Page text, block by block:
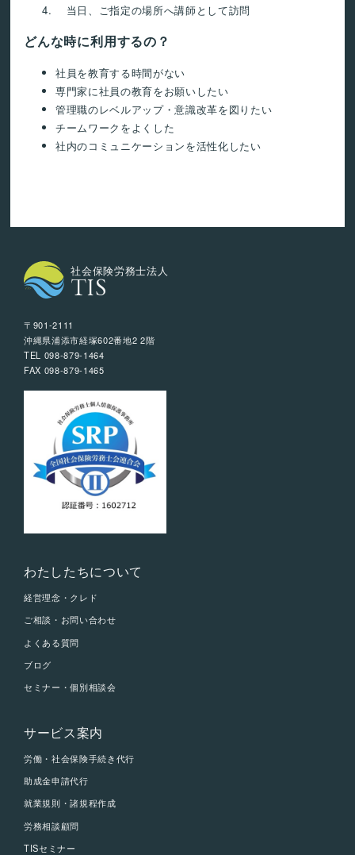
当日、ご指定の場所へ講師として訪問
どんな時に利用するの？
社員を教育する時間がない
専門家に社員の教育をお願いしたい
管理職のレベルアップ・意識改革を図りたい
チームワークをよくした
社内のコミュニケーションを活性化したい
社会保険労務士法人
TIS
〒901-2111
沖縄県浦添市経塚602番地2 2階
TEL 098-879-1464
FAX 098-879-1465
わたしたちについて
経営理念・クレド
ご相談・お問い合わせ
よくある質問
ブログ
セミナー・個別相談会
サービス案内
労働・社会保険手続き代行
助成金申請代行
就業規則・諸規程作成
労務相談顧問
TISセミナー